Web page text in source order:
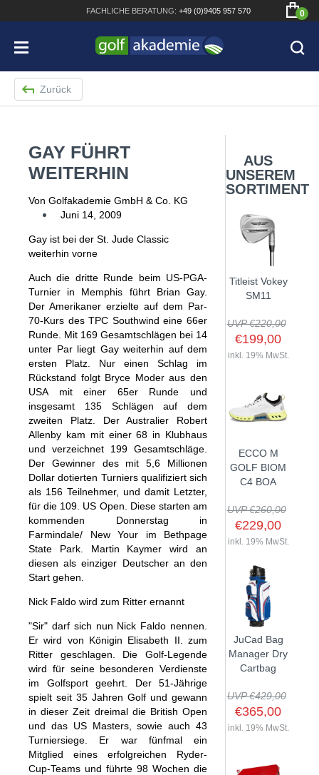
FACHLICHE BERATUNG: +49 (0)9405 957 570 0
Bridgestone JGR Driver 2018
Cobra King F8+ Driver
Titleist Pro V1x mit gratis Schriftaufdruck
Bennington Waterproof QO14 Sport Cartbag
SHOP
GOLFSCHLÄGER
DRIVER
FAIRWAYHÖLZER
EISENSÄTZE
WEDGES
HYBRIDS
DRIVING EISEN
PUTTER
HEADS
SHAFTS
DEMOSCHLÄGER
BAGS
CARTBAGS
STANDBAGS
TRAVELBAGS
SONSTIGE BAGS
TROLLIES
PUSH- & PULLTROLLIES
ELEKTROTROLLIES
TROLLEY ZUBEHÖR
BÄLLE
GOLFBÄLLE
LOGOBÄLLE
SCHUHE
HERREN GOLFSCHUHE
DAMEN GOLFSCHUHE
KINDER GOLFSCHUHE
BEKLEIDUNG
HERREN
DAMEN
HANDSCHUHE
HERREN GOLFHANDSCHUHE
ZUBEHÖR
ENTFERNUNGSMESSER
REGENSCHIRME
HANDTÜCHER
ACCESSOIRES
TRAININGSHILFEN
MONTAGE
KOMPONENTEN
GRIFFE
GUTSCHEINE
GUTSCHEINE
SALE
GOLFSCHLÄGER
BAGS
TROLLIES
BÄLLE
SCHUHE
BEKLEIDUNG
EVENTS
GOLFKURSE
EVENTS
ANFRAGE
GUTSCHEINE
Zurück
GAY FÜHRT
WEITERHIN
Von Golfakademie GmbH & Co. KG
Juni 14, 2009
Gay ist bei der St. Jude Classic
weiterhin vorne
Auch die dritte Runde beim US-PGA-
Turnier in Memphis führt Brian Gay.
Der Amerikaner erzielte auf dem Par-
70-Kurs des TPC Southwind eine 66er
Runde. Mit 169 Gesamtschlägen bei 14
unter Par liegt Gay weiterhin auf dem
ersten Platz. Nur einen Schlag im
Rückstand folgt Bryce Moder aus den
USA mit einer 65er Runde und
insgesamt 135 Schlägen auf dem
zweiten Platz. Der Australier Robert
Allenby kam mit einer 68 in Klubhaus
und verzeichnet 199 Gesamtschläge.
Der Gewinner des mit 5,6 Millionen
Dollar dotierten Turniers qualifiziert sich
als 156 Teilnehmer, und damit Letzter,
für die 109. US Open. Diese starten am
kommenden Donnerstag in
Farmindale/ New Your im Bethpage
State Park. Martin Kaymer wird an
diesen als einziger Deutscher an den
Start gehen.
Nick Faldo wird zum Ritter ernannt
"Sir" darf sich nun Nick Faldo nennen.
Er wird von Königin Elisabeth II. zum
Ritter geschlagen. Die Golf-Legende
wird für seine besonderen Verdienste
im Golfsport geehrt. Der 51-Jährige
spielt seit 35 Jahren Golf und gewann
in dieser Zeit dreimal die British Open
und das US Masters, sowie auch 43
Turniersiege. Er war fünfmal ein
Mitglied eines erfolgreichen Ryder-
Cup-Teams und führte 98 Wochen die
AUS
UNSEREM
SORTIMENT
Titleist Vokey
SM11
UVP €220,00
€199,00
inkl. 19% MwSt.
ECCO M
GOLF BIOM
C4 BOA
UVP €260,00
€229,00
inkl. 19% MwSt.
JuCad Bag
Manager Dry
Cartbag
UVP €429,00
€365,00
inkl. 19% MwSt.